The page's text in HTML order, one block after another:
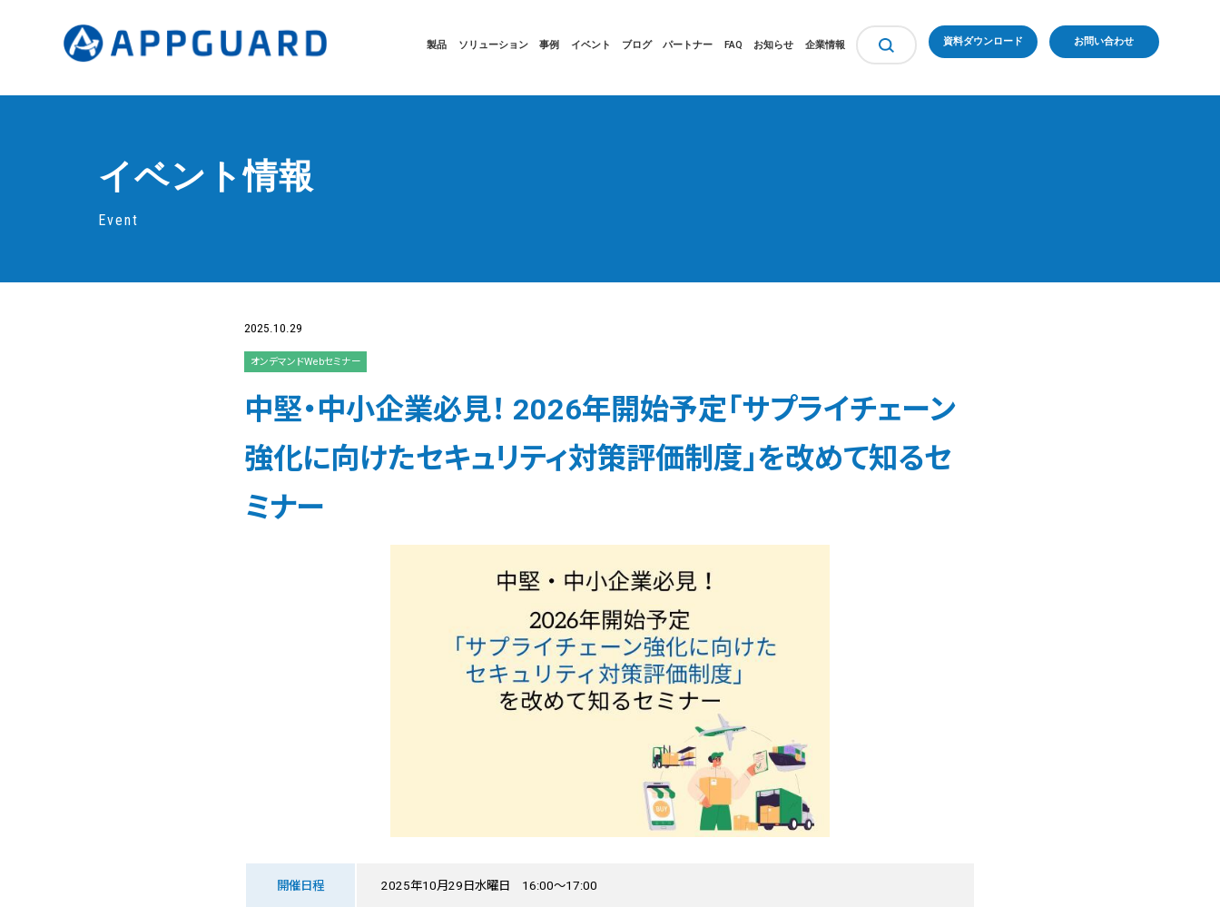
製品 ソリューション 事例 イベント ブログ パートナー FAQ お知らせ 企業情報 資料ダウンロード お問い合わせ
イベント情報
Event
2025.10.29
オンデマンドWebセミナー
中堅・中小企業必見！ 2026年開始予定「サプライチェーン
強化に向けたセキュリティ対策評価制度」を改めて知るセ
ミナー
開催日程 2025年10月29日水曜日 16:00～17:00